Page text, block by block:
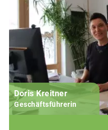
Doris Kreitner
Geschäftsführerin